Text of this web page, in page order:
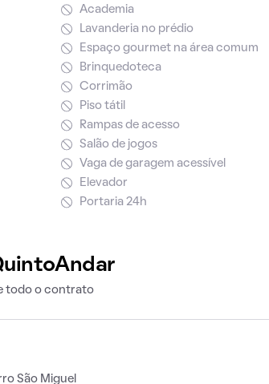
Academia
Lavanderia no prédio
Espaço gourmet na área comum
Brinquedoteca
Corrimão
Piso tátil
Rampas de acesso
Salão de jogos
Vaga de garagem acessível
Elevador
Portaria 24h
todo o contrato
São Miguel